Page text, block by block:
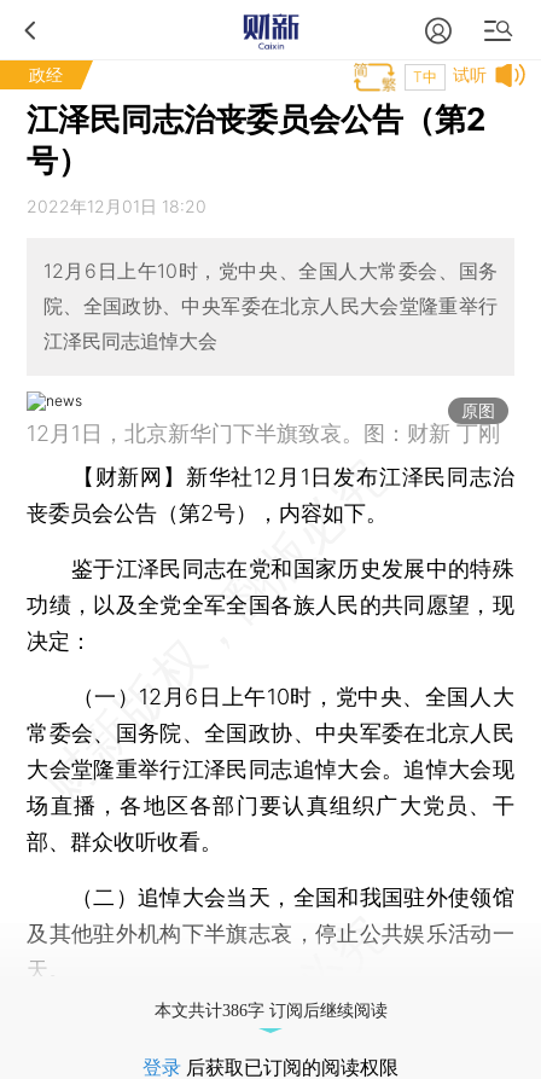
政经 试听
T中
江泽民同志治丧委员会公告（第2
号）
2022年12月01日 18:20
12月6日上午10时，党中央、全国人大常委会、国务
院、全国政协、中央军委在北京人民大会堂隆重举行
江泽民同志追悼大会
原图
12月1日，北京新华门下半旗致哀。图：财新 丁刚
【财新网】 新华社12月1日发布江泽民同志治
丧委员会公告（第2号），内容如下。
鉴于江泽民同志在党和国家历史发展中的特殊
功绩，以及全党全军全国各族人民的共同愿望，现
决定：
（一）12月6日上午10时，党中央、全国人大
常委会、国务院、全国政协、中央军委在北京人民
大会堂隆重举行江泽民同志追悼大会。追悼大会现
场直播，各地区各部门要认真组织广大党员、干
部、群众收听收看。
（二）追悼大会当天，全国和我国驻外使领馆
及其他驻外机构下半旗志哀，停止公共娱乐活动一
天。
本文共计386字 订阅后继续阅读
登录 后获取已订阅的阅读权限